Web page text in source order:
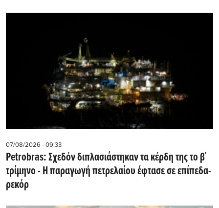
07/08/2026 - 09:33
Petrobras: Σχεδόν διπλασιάστηκαν τα κέρδη της το β΄
τρίμηνο - Η παραγωγή πετρελαίου έφτασε σε επίπεδα-
ρεκόρ